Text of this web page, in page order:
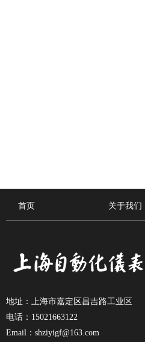
首页 关于我们
地址：上海市嘉定区昌吉路工业区
电话：15021663122
Email：shziyigf@163.com